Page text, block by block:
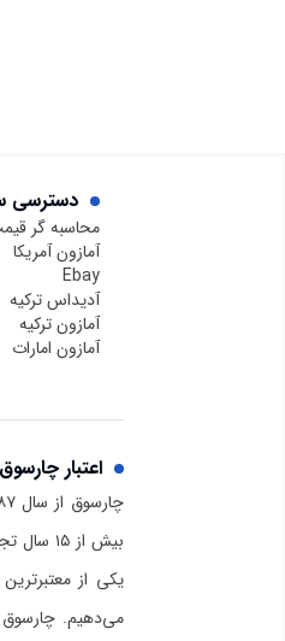
دسترسی
محاسبه گر
آمازون آمریکا
Ebay
آدیداس ترکیه
آمازون ترکیه
آمازون امارات
اعتبار چارسوق
بیش از
یکی از
می‌دهیم. چارسوق